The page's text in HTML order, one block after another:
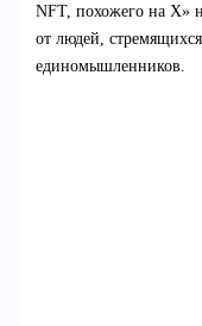
NFT, похожего на X»
от людей,
единомышленников.